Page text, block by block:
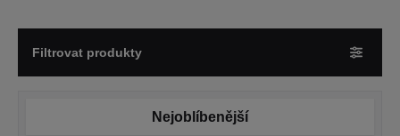
Filtrovat produkty
Nejoblíbenější